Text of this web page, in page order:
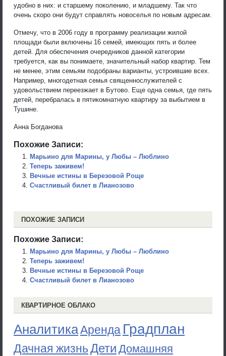
удобно в них: и старшему поколению, и младшему. Так что
очень скоро они будут справлять новоселья по новым адресам.
Отмечу, что в 2006 году в программу реализации жилой
площади были включены 16 семей, имеющих пять и более
детей. Для обеспечения очередников данной категории
требуется, как вы понимаете, значительный набор квартир. Тем
не менее, этим семьям подобраны варианты, устроившие всех.
Например, многодетная семья священнослужителей с
удовольствием переезжает в Бутово. Еще одна семья, где пять
детей, перебралась в пятикомнатную квартиру за выбытием в
Тушине.
Анна Богданова
Похожие Записи:
Марьино для Марины, у Любы – Люблино
Теперь заживем!
Вечные истины в Березовой Роще
Счастливый билет в Лианозово
ПОХОЖИЕ ЗАПИСИ
Похожие Записи:
Марьино для Марины, у Любы – Люблино
Теперь заживем!
Вечные истины в Березовой Роще
Счастливый билет в Лианозово
КВАРТИРНОЕ ОБЛАКО
АналитикаАренда Градплан
Дачная жизньДети Домашняя